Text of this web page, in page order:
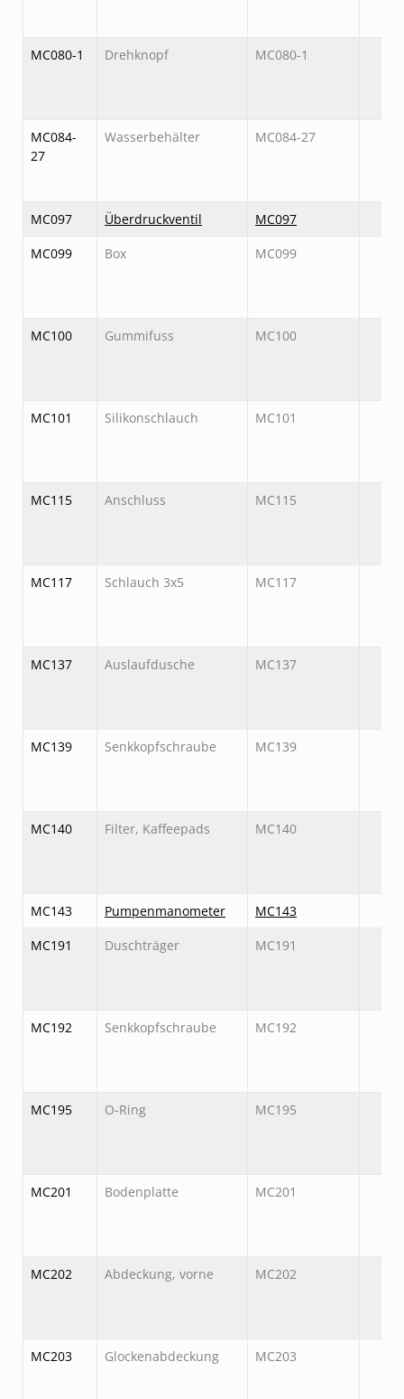
MC080-1 Drehknopf MC080-1
MC084-
27
Wasserbehälter MC084-27
MC097 Überdruckventil
MC097
MC099
Box MC099
MC100 Gummifuss MC100
MC101 Silikonschlauch MC101
MC115 Anschluss MC115
MC117 Schlauch 3x5 MC117
MC137 Auslaufdusche MC137
MC139 Senkkopfschraube MC139
MC140 Filter, Kaffeepads MC140
MC143 Pumpenmanometer
MC143
MC191
Duschträger MC191
MC192 Senkkopfschraube MC192
MC195 O-Ring MC195
MC201 Bodenplatte MC201
MC202 Abdeckung, vorne MC202
MC203 Glockenabdeckung MC203